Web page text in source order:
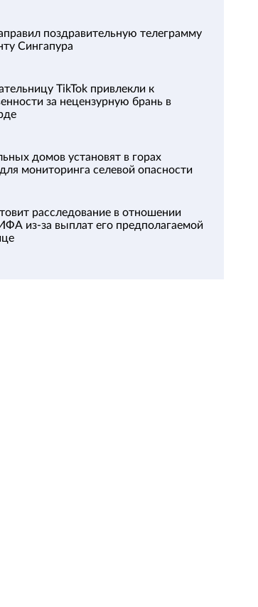
поздравительную телеграмму
Сингапура
TikTok привлекли к
за нецензурную брань в
домов установят в горах
мониторинга селевой опасности
расследование в отношении
из-за выплат его предполагаемой